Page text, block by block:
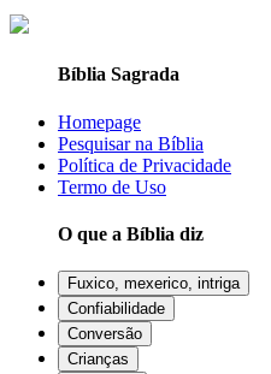
Bíblia Sagrada
Homepage
Pesquisar na Bíblia
Política de Privacidade
Termo de Uso
O que a Bíblia diz
Fuxico, mexerico, intriga
Confiabilidade
Conversão
Crianças